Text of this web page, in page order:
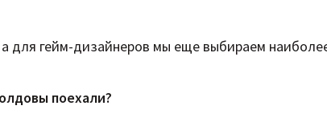
для гейм-дизайнеров мы еще выбираем
поехали?